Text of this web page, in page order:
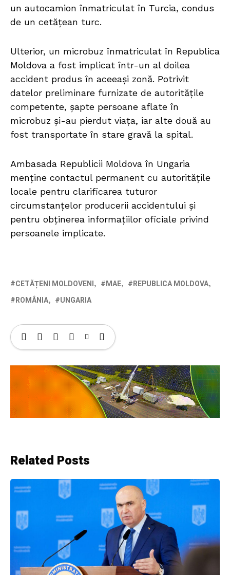
un autocamion înmatriculat în Turcia, condus
de un cetățean turc.
Ulterior, un microbuz înmatriculat în Republica
Moldova a fost implicat într-un al doilea
accident produs în aceeași zonă. Potrivit
datelor preliminare furnizate de autoritățile
competente, șapte persoane aflate în
microbuz și-au pierdut viața, iar alte două au
fost transportate în stare gravă la spital.
Ambasada Republicii Moldova în Ungaria
menține contactul permanent cu autoritățile
locale pentru clarificarea tuturor
circumstanțelor producerii accidentului și
pentru obținerea informațiilor oficiale privind
persoanele implicate.
CETĂȚENI MOLDOVENI MAE
REPUBLICA MOLDOVA
ROMÂNIA
UNGARIA
Related Posts